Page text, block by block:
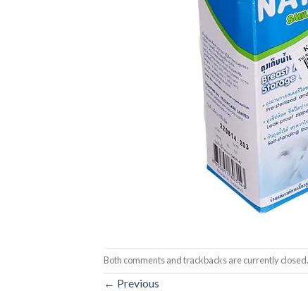
Both comments and trackbacks are currently closed.
← Previous